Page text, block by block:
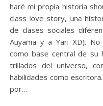
haré mi propia historia
class love story, una
de clases sociales
Auyama y a Yari XD).
como base central de su
trillados del universo,
habilidades como
por…